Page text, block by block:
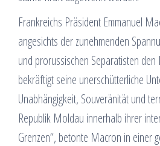
Frankreichs Präsident Emmanuel
angesichts der zunehmenden
und prorussischen Separatisten den
bekräftigt seine unerschütterliche
Unabhängigkeit, Souveränität und
Republik Moldau innerhalb ihrer
Grenzen“, betonte Macron in einer